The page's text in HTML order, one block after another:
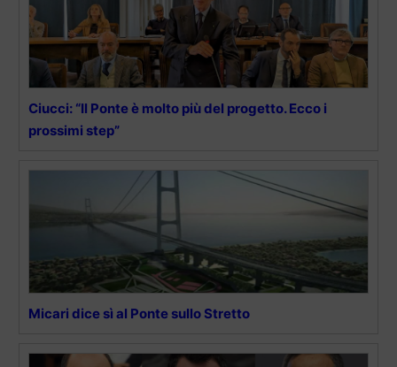
Ciucci: “Il Ponte è molto più del progetto. Ecco i
prossimi step”
Micari dice sì al Ponte sullo Stretto